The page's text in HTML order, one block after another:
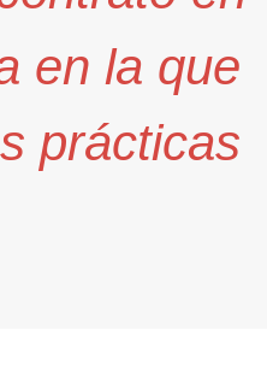
en la que
prácticas